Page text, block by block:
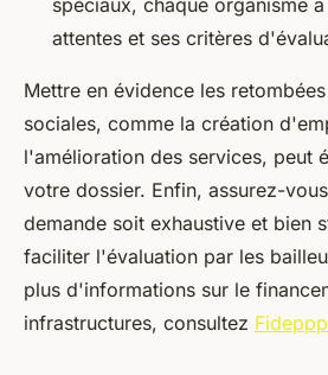
spéciaux, chaque organisme
attentes et ses critères
Mettre en évidence les
sociales, comme la création
l'amélioration des services, peut
votre dossier. Enfin, assurez-
demande soit exhaustive et bien
faciliter l'évaluation par les
plus d'informations sur le
infrastructures, consultez Fideppp